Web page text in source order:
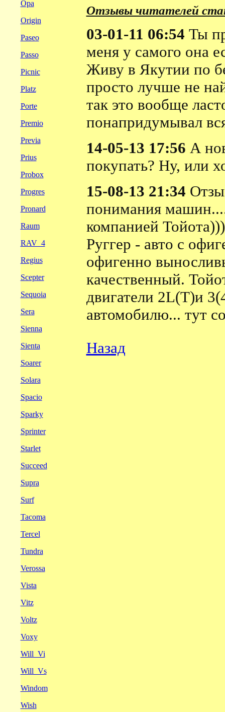
Opa
Origin
Paseo
Passo
Picnic
Platz
Porte
Premio
Previa
Prius
Probox
Progres
Pronard
Raum
RAV_4
Regius
Scepter
Sequoia
Sera
Sienna
Sienta
Soarer
Solara
Spacio
Sparky
Sprinter
Starlet
Succeed
Supra
Surf
Tacoma
Tercel
Tundra
Verossa
Vista
Vitz
Voltz
Voxy
Will_Vi
Will_Vs
Windom
Wish
Отзывы читателей
03-01-11 06:54 Ты
меня у самого она
Живу в Якутии по
просто лучше не
так это вообще
понапридумывал
14-05-13 17:56 А
покупать? Ну, или
15-08-13 21:34
понимания
компанией
Руггер - авто с
офигенно
качественный.
двигатели 2L(T)и
автомобилю... тут
Назад